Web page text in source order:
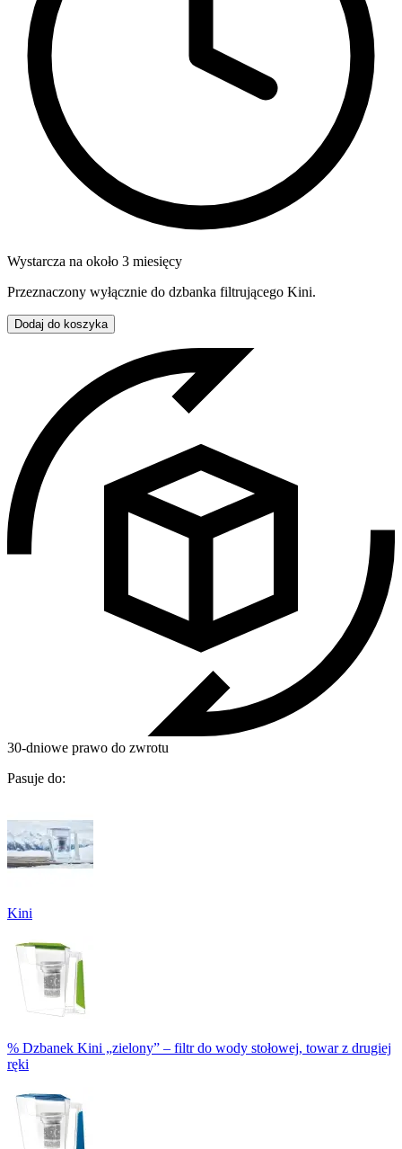
Wystarcza na około 3 miesięcy
Przeznaczony wyłącznie do dzbanka filtrującego Kini.
Dodaj do koszyka
30-dniowe prawo do zwrotu
Pasuje do:
Kini
% Dzbanek Kini „zielony” – filtr do wody stołowej, towar z drugiej
ręki